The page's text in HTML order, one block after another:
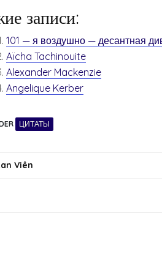
записи:
101 — я воздушно — десантная
Aïcha Tachinouite
Alexander Mackenzie
Angelique Kerber
ЦИТАТЫ
Viên